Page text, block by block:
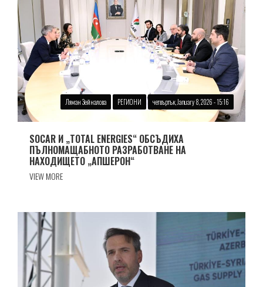
Ляман Зейналова РЕГИОНИ четвъртък, January 8, 2026 - 15:16
SOCAR И „TOTAL ENERGIES“ ОБСЪДИХА
ПЪЛНОМАЩАБНОТО РАЗРАБОТВАНЕ НА
НАХОДИЩЕТО „АПШЕРОН“
VIEW MORE